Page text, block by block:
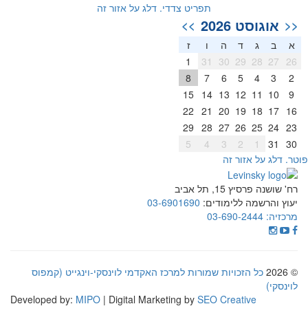
תפריט צדדי. דלג על אזור זה
<< אוגוסט 2026 >>
א ב ג ד ה
ז
26
27
28
29
30
31
2
3
4
5
6
7
8
9
10
11
12
13
14
15
16
17
18
19
20
21
22
23
24
25
26
27
28
29
30
31
2
3
4
5
דלג על אזור זה
רח' שושנה פרסיץ 15, תל אביב
יעוץ והרשמה ללימודים: 03-6901690
מרכזיה: 03-690-2444
© 2026
כל הזכויות שמורות למרכז האקדמי לוינסקי-וינגייט (קמפוס
לוינסקי)
Developed by:MIPO | Digital Marketing bySEO Creative